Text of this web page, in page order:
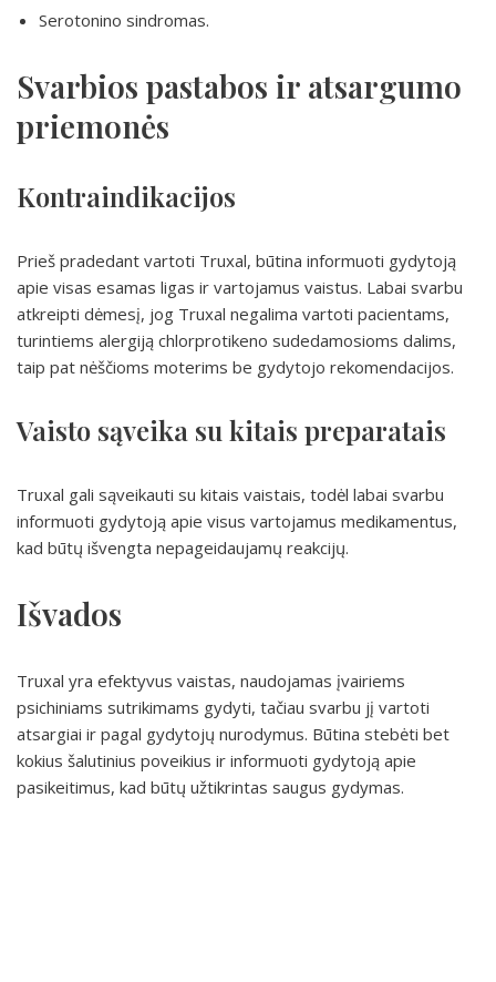
Serotonino sindromas.
Svarbios pastabos ir atsargumo
priemonės
Kontraindikacijos
Prieš pradedant vartoti Truxal, būtina informuoti gydytoją
apie visas esamas ligas ir vartojamus vaistus. Labai svarbu
atkreipti dėmesį, jog Truxal negalima vartoti pacientams,
turintiems alergiją chlorprotikeno sudedamosioms dalims,
taip pat nėščioms moterims be gydytojo rekomendacijos.
Vaisto sąveika su kitais preparatais
Truxal gali sąveikauti su kitais vaistais, todėl labai svarbu
informuoti gydytoją apie visus vartojamus medikamentus,
kad būtų išvengta nepageidaujamų reakcijų.
Išvados
Truxal yra efektyvus vaistas, naudojamas įvairiems
psichiniams sutrikimams gydyti, tačiau svarbu jį vartoti
atsargiai ir pagal gydytojų nurodymus. Būtina stebėti bet
kokius šalutinius poveikius ir informuoti gydytoją apie
pasikeitimus, kad būtų užtikrintas saugus gydymas.